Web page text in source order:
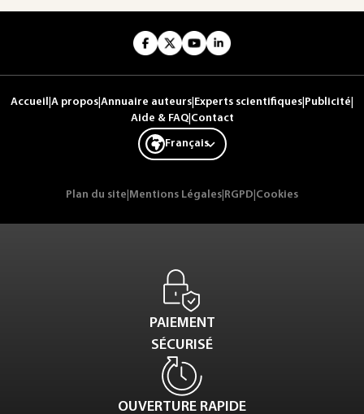
Accueil A propos Annuaire auteurs Experts scientifiques Publicité
Aide & FAQ| Contact
Français
Plan du site Mentions Légales RGPD Cookies
PAIEMENT
SÉCURISÉ
OUVERTURE RAPIDE